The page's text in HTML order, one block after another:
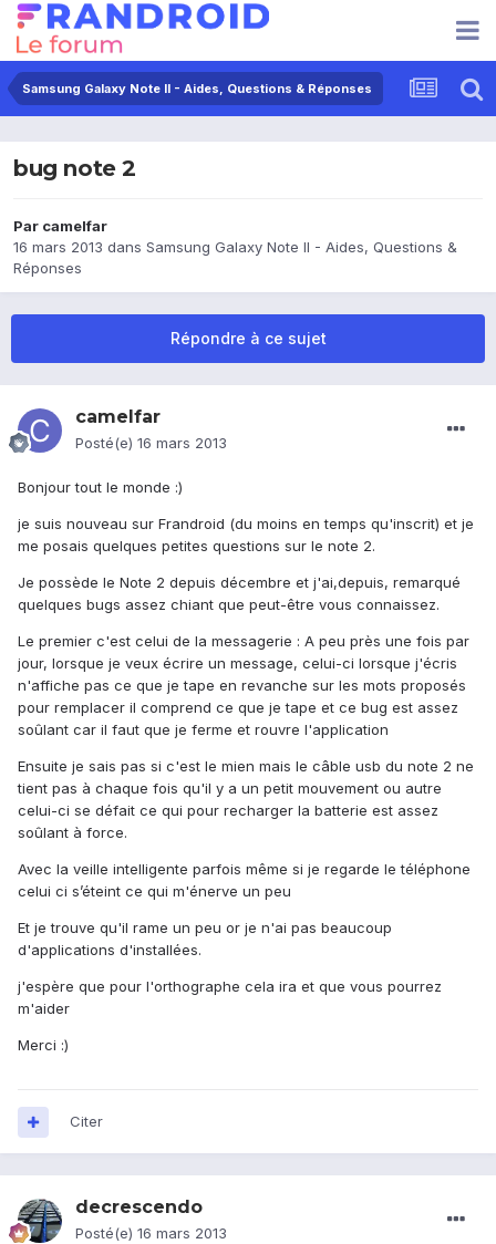
Samsung Galaxy Note II - Aides, Questions & Réponses
bug note 2
Par camelfar
16 mars 2013 dans Samsung Galaxy Note II - Aides, Questions &
Réponses
Répondre à ce sujet
camelfar
Posté(e) 16 mars 2013
Bonjour tout le monde :)
je suis nouveau sur Frandroid (du moins en temps qu'inscrit) et je
me posais quelques petites questions sur le note 2.
Je possède le Note 2 depuis décembre et j'ai,depuis, remarqué
quelques bugs assez chiant que peut-être vous connaissez.
Le premier c'est celui de la messagerie : A peu près une fois par
jour, lorsque je veux écrire un message, celui-ci lorsque j'écris
n'affiche pas ce que je tape en revanche sur les mots proposés
pour remplacer il comprend ce que je tape et ce bug est assez
soûlant car il faut que je ferme et rouvre l'application
Ensuite je sais pas si c'est le mien mais le câble usb du note 2 ne
tient pas à chaque fois qu'il y a un petit mouvement ou autre
celui-ci se défait ce qui pour recharger la batterie est assez
soûlant à force.
Avec la veille intelligente parfois même si je regarde le téléphone
celui ci s’éteint ce qui m'énerve un peu
Et je trouve qu'il rame un peu or je n'ai pas beaucoup
d'applications d'installées.
j'espère que pour l'orthographe cela ira et que vous pourrez
m'aider
Merci :)
Citer
decrescendo
Posté(e) 16 mars 2013